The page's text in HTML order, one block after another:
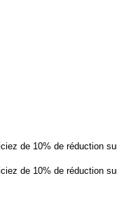
de 10% de réduction
de 10% de réduction